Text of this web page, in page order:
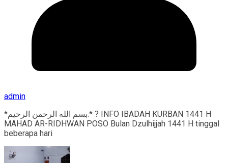
admin
*بسم الله الرحمن الرحيم.* ? INFO IBADAH KURBAN 1441 H
MAHAD AR-RIDHWAN POSO Bulan Dzulhijjah 1441 H tinggal
beberapa hari